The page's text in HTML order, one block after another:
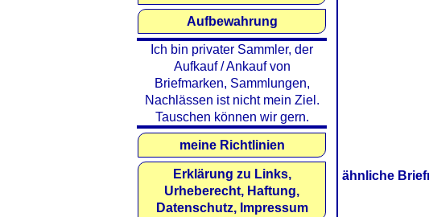
ähnliche
Aufbewahrung
Ich bin privater Sammler, der
Aufkauf / Ankauf von
Briefmarken, Sammlungen,
Nachlässen ist nicht mein Ziel.
Tauschen können wir gern.
meine Richtlinien
Erklärung zu Links,
Urheberecht, Haftung,
Datenschutz, Impressum